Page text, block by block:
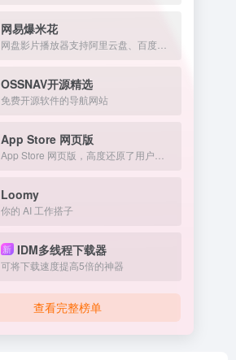
网易爆米花
OSSNAV开源精选
免费开源软件的导航网站
App Store 网页版
Loomy
你的 AI 工作搭子
新 IDM多线程下载器
可将下载速度提高5倍的神器
查看完整榜单